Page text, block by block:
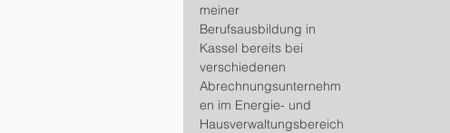
meiner
Berufsausbildung in
Kassel bereits bei
verschiedenen
Abrechnungsunternehm
en im Energie- und
Hausverwaltungsbereich